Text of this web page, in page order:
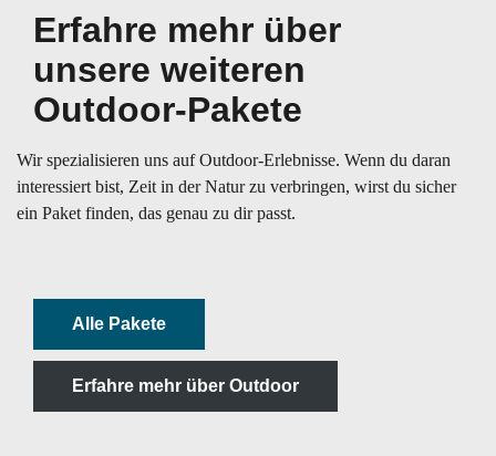
Erfahre mehr über
unsere weiteren
Outdoor-Pakete
Wir spezialisieren uns auf Outdoor-Erlebnisse. Wenn du daran
interessiert bist, Zeit in der Natur zu verbringen, wirst du sicher
ein Paket finden, das genau zu dir passt.
Alle Pakete
Erfahre mehr über Outdoor